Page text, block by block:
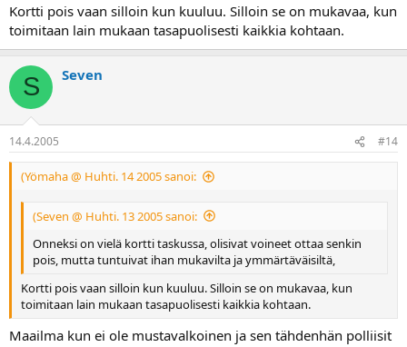
Kortti pois vaan silloin kun kuuluu. Silloin se on mukavaa, kun
toimitaan lain mukaan tasapuolisesti kaikkia kohtaan.
S Seven
14.4.2005 #14
(Yömaha @ Huhti. 14 2005 sanoi:
(Seven @ Huhti. 13 2005 sanoi:
Onneksi on vielä kortti taskussa, olisivat voineet ottaa senkin
pois, mutta tuntuivat ihan mukavilta ja ymmärtäväisiltä,
Kortti pois vaan silloin kun kuuluu. Silloin se on mukavaa, kun
toimitaan lain mukaan tasapuolisesti kaikkia kohtaan.
Maailma kun ei ole mustavalkoinen ja sen tähdenhän polliisit